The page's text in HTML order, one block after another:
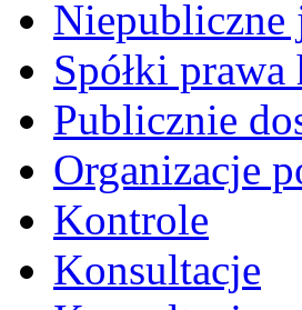
Niepubliczne
Spółki
Publicznie
Organizacje
Kontrole
Konsultacje